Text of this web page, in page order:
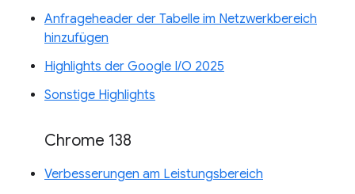
Anfrageheader der Tabelle im Netzwerkbereich
hinzufügen
Highlights der Google I/O 2025
Sonstige Highlights
Chrome 138
Verbesserungen am Leistungsbereich